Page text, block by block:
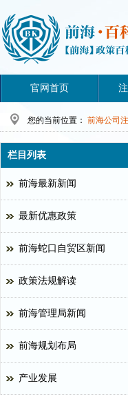
官网首页
您的当前位置： 前海公司
栏目列表
前海最新新闻
最新优惠政策
前海蛇口自贸区新闻
政策法规解读
前海管理局新闻
前海规划布局
产业发展